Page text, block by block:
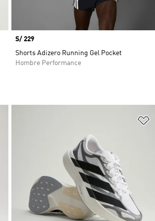
Precio
S/ 229
Shorts Adizero Running Gel Pocket
Hombre Performance